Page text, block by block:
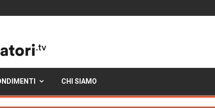
CHI SIAMO